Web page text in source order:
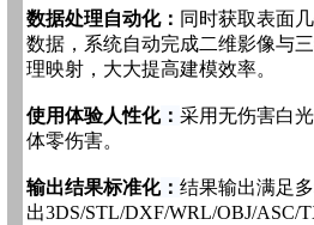
数据处理自动化： 同时获取表面
数据，系统自动完成二维影像与
理映射，大大提高建模效率。
使用体验人性化 ： 采用无伤害白
体零伤害。
输出结果标准化 ： 结果输出满足
出3DS/STL/DXF/WRL/OBJ/ASC/